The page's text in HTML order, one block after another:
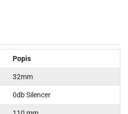
Popis
32mm
0db Silencer